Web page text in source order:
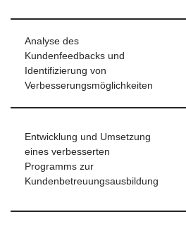
Analyse des
Kundenfeedbacks und
Identifizierung von
Verbesserungsmöglichkeiten
Entwicklung und Umsetzung
eines verbesserten
Programms zur
Kundenbetreuungsausbildung